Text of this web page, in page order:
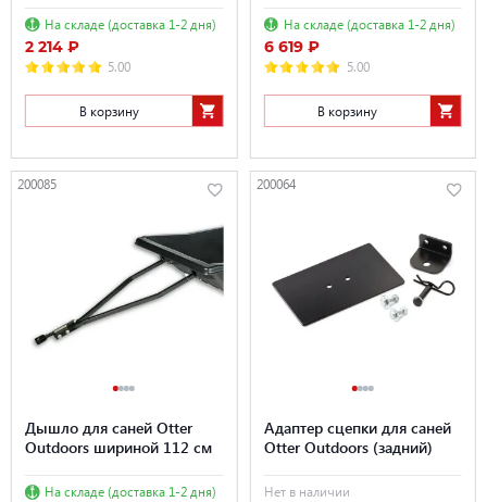
На складе (доставка 1-2 дня)
2 214 ₽
5.00
В корзину
На складе (доставка 1-2 дня)
6 619 ₽
5.00
В корзину
200085
Дышло для саней Otter
Outdoors шириной 112 см
На складе (доставка 1-2 дня)
200064
Адаптер сцепки для саней
Otter Outdoors (задний)
Нет в наличии